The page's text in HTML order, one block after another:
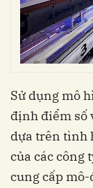
Sử dụng mô
định điểm số
dựa trên tình
của các công
cung cấp mô-